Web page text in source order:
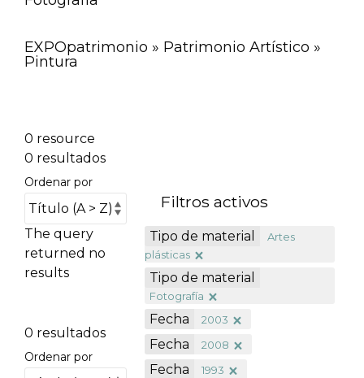
EXPOpatrimonio » Patrimonio Artístico »
Pintura
0 resource
0 resultados
Ordenar por
The query
returned no
results
0 resultados
Ordenar por
Filtros activos
Tipo de material
Artes
plásticas
Tipo de material
Fotografía
Fecha 2003
Fecha 2008
Fecha 1993